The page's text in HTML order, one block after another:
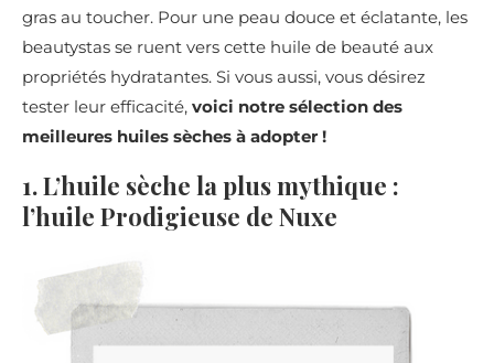
gras au toucher. Pour une peau douce et éclatante, les
beautystas se ruent vers cette huile de beauté aux
propriétés hydratantes. Si vous aussi, vous désirez
tester leur efficacité, voici notre sélection des
meilleures huiles sèches à adopter !
1. L’huile sèche la plus mythique :
l’huile Prodigieuse de Nuxe